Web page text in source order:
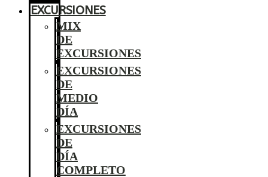
EXCURSIONES
MIX
DE
EXCURSIONES
EXCURSIONES
DE
MEDIO
DÍA
EXCURSIONES
DE
DÍA
COMPLETO